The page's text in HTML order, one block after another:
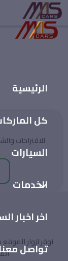
الرئيسية
كل
السيارات
الخدمات
اخر اخبار
تواصل
للاقتراحات
نوفر لزوار